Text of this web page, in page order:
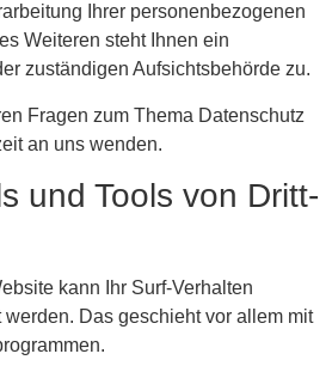
Ihrer personenbezogenen
Weiteren steht Ihnen ein
zuständigen Aufsichtsbehörde zu.
Fragen zum Thema Datenschutz
an uns wenden.
und Tools von Dritt­
kann Ihr Surf-Verhalten
Das geschieht vor allem mit